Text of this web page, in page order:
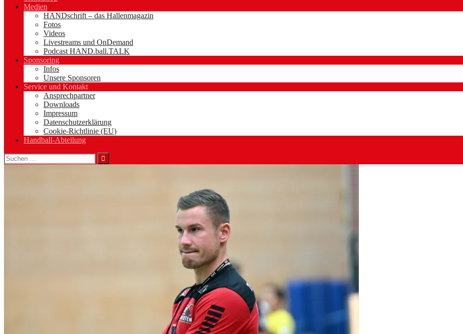
Medien
HANDschrift – das Hallenmagazin
Fotos
Videos
Livestreams und OnDemand
Podcast HAND.ball.TALK
Sponsoring
Infos
Unsere Sponsoren
Service und Kontakt
Ansprechpartner
Downloads
Impressum
Datenschutzerklärung
Cookie-Richtlinie (EU)
Handball-Abteilung
Suchen
nach: